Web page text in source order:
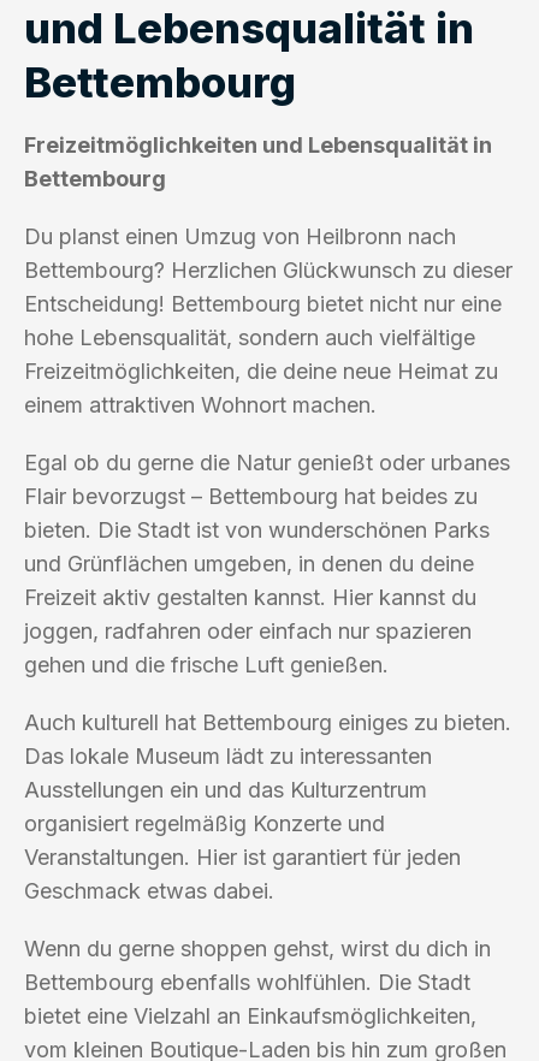
und Lebensqualität in
Bettembourg
Freizeitmöglichkeiten und Lebensqualität in
Bettembourg
Du planst einen Umzug von Heilbronn nach
Bettembourg? Herzlichen Glückwunsch zu dieser
Entscheidung! Bettembourg bietet nicht nur eine
hohe Lebensqualität, sondern auch vielfältige
Freizeitmöglichkeiten, die deine neue Heimat zu
einem attraktiven Wohnort machen.
Egal ob du gerne die Natur genießt oder urbanes
Flair bevorzugst – Bettembourg hat beides zu
bieten. Die Stadt ist von wunderschönen Parks
und Grünflächen umgeben, in denen du deine
Freizeit aktiv gestalten kannst. Hier kannst du
joggen, radfahren oder einfach nur spazieren
gehen und die frische Luft genießen.
Auch kulturell hat Bettembourg einiges zu bieten.
Das lokale Museum lädt zu interessanten
Ausstellungen ein und das Kulturzentrum
organisiert regelmäßig Konzerte und
Veranstaltungen. Hier ist garantiert für jeden
Geschmack etwas dabei.
Wenn du gerne shoppen gehst, wirst du dich in
Bettembourg ebenfalls wohlfühlen. Die Stadt
bietet eine Vielzahl an Einkaufsmöglichkeiten,
vom kleinen Boutique-Laden bis hin zum großen